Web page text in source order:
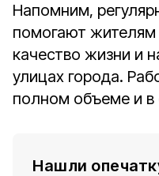
Напомним,
помогают жителям
качество жизни и
улицах города.
полном объеме и в
Нашли